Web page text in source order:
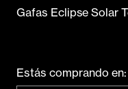
Gafas Eclipse Solar
Estás comprando en: